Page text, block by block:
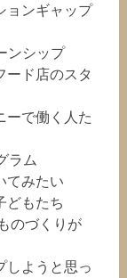
ョンギャップ
ンシップ
ード店のスタ
ーで働く人た
ラム
てみたい
どもたち
のづくりが
しようと思っ